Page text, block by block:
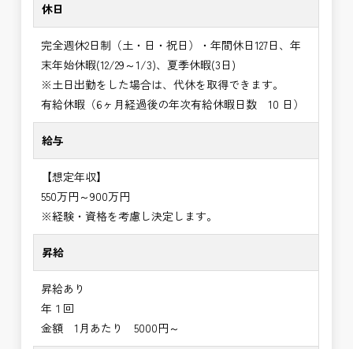
休日
完全週休2日制（土・日・祝日）・年間休日127日、年
末年始休暇(12/29～1/3)、夏季休暇(3日)
※土日出勤をした場合は、代休を取得できます。
有給休暇（6ヶ月経過後の年次有給休暇日数 10 日）
給与
【想定年収】
550万円～900万円
※経験・資格を考慮し決定します。
昇給
昇給あり
年１回
金額 1月あたり 5000円～